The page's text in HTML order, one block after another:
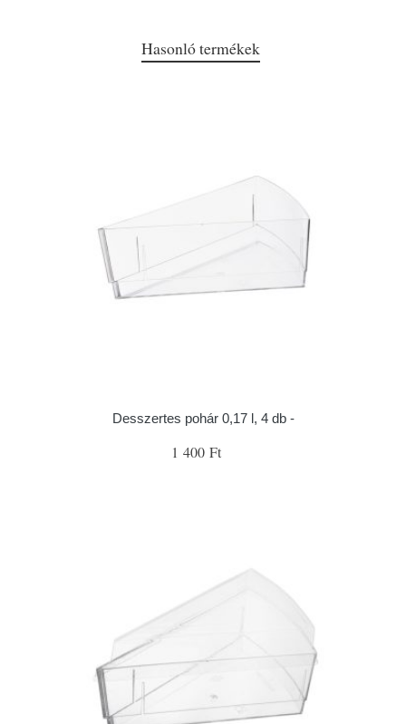
Hasonló termékek
Desszertes pohár 0,17 l, 4 db -
1 400 Ft